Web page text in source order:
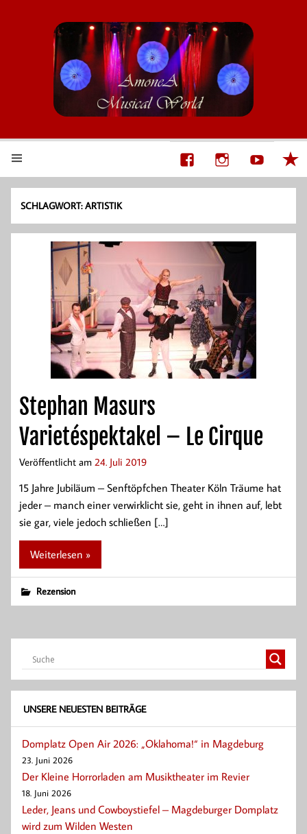
SCHLAGWORT:ARTISTIK
Stephan Masurs
Varietéspektakel – Le Cirque
Veröffentlicht am 24. Juli 2019
15 Jahre Jubiläum – Senftöpfchen Theater Köln Träume hat
jeder – manch einer verwirklicht sie, geht in ihnen auf, lebt
sie gar, viele jedoch schließen […]
Weiterlesen »
Rezension
UNSERE NEUESTEN BEITRÄGE
Domplatz Open Air 2026: „Oklahoma!“ in Magdeburg
23. Juni 2026
Der Kleine Horrorladen am Musiktheater im Revier
18. Juni 2026
Leder, Jeans und Cowboystiefel – Magdeburger Domplatz
wird zum Wilden Westen